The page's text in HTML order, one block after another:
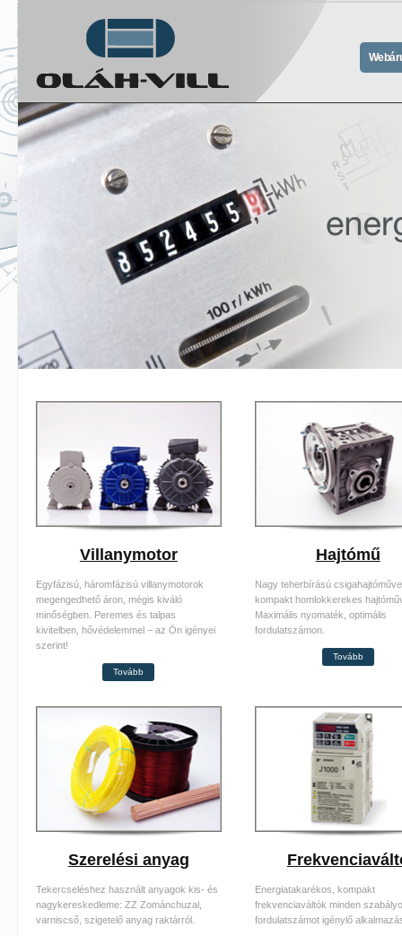
Villanymotor
Egyfázisú, háromfázisú villanymotorok
megengedhető áron, mégis kiváló
minőségben. Peremes és talpas
kivitelben, hővédelemmel – az Ön igényei
szerint!
Tovább
Hajtómű
Nagy teherbírású
kompakt homlokkerekes
Maximális nyomaték, optimális
fordulatszámon.
Tovább
Szerelési anyag
Tekercseléshez használt anyagok kis- és
nagykereskedleme: ZZ Zománchuzal,
varniscső, szigetelő anyag raktárról.
Energiatakarékos, kompakt
frekvenciaváltók minden
fordulatszámot igénylő